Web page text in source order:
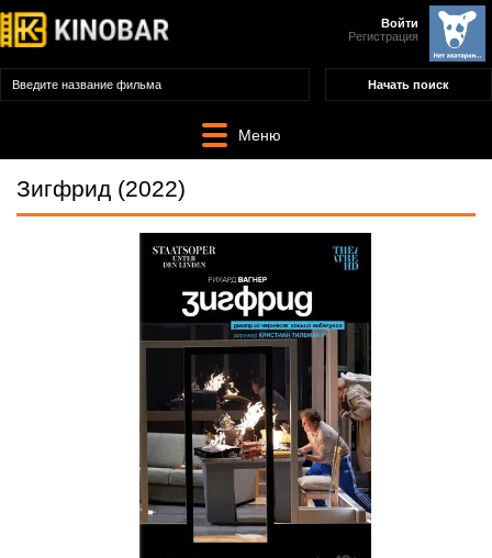
Войти
Регистрация
Меню
Зигфрид (2022)